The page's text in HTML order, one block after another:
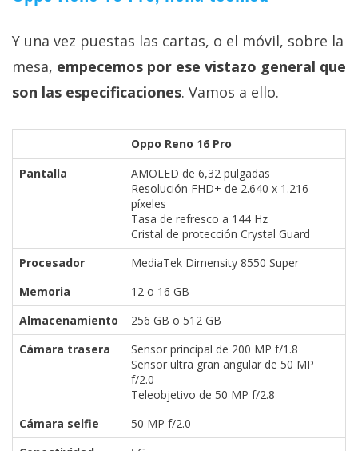
Y una vez puestas las cartas, o el móvil, sobre la
mesa, empecemos por ese vistazo general que
son las especificaciones. Vamos a ello.
Oppo Reno 16 Pro
Pantalla
AMOLED de 6,32 pulgadas
Resolución FHD+ de 2.640 x 1.216
píxeles
Tasa de refresco a 144 Hz
Cristal de protección Crystal Guard
Procesador
MediaTek Dimensity 8550 Super
Memoria
12 o 16 GB
Almacenamiento
256 GB o 512 GB
Cámara trasera
Sensor principal de 200 MP f/1.8
Sensor ultra gran angular de 50 MP
f/2.0
Teleobjetivo de 50 MP f/2.8
Cámara selfie
50 MP f/2.0